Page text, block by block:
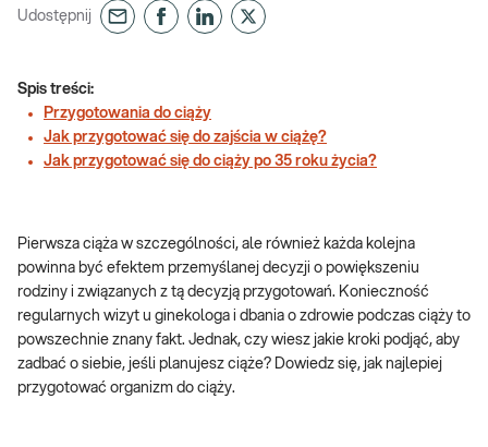
Udostępnij
Spis treści:
Przygotowania do ciąży
Jak przygotować się do zajścia w ciążę?
Jak przygotować się do ciąży po 35 roku życia?
Pierwsza ciąża w szczególności, ale również każda kolejna
powinna być efektem przemyślanej decyzji o powiększeniu
rodziny i związanych z tą decyzją przygotowań. Konieczność
regularnych wizyt u ginekologa i dbania o zdrowie podczas ciąży to
powszechnie znany fakt. Jednak, czy wiesz jakie kroki podjąć, aby
zadbać o siebie, jeśli planujesz ciąże? Dowiedz się, jak najlepiej
przygotować organizm do ciąży.